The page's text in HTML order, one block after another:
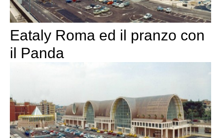
Eataly Roma ed il pranzo con
il Panda